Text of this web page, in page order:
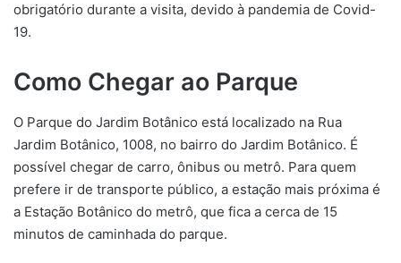
obrigatório durante a visita, devido à pandemia de Covid-
19.
Como Chegar ao Parque
O Parque do Jardim Botânico está localizado na Rua
Jardim Botânico, 1008, no bairro do Jardim Botânico. É
possível chegar de carro, ônibus ou metrô. Para quem
prefere ir de transporte público, a estação mais próxima é
a Estação Botânico do metrô, que fica a cerca de 15
minutos de caminhada do parque.